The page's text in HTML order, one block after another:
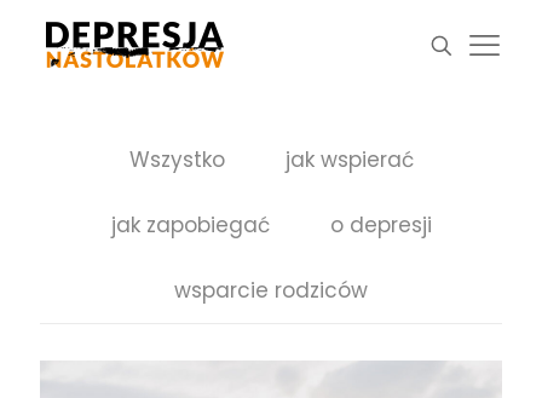
Wszystko jak wspierać
jak zapobiegać o depresji
wsparcie rodziców